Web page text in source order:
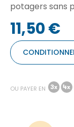
potagers sans
11,50 €
OU PAYER EN